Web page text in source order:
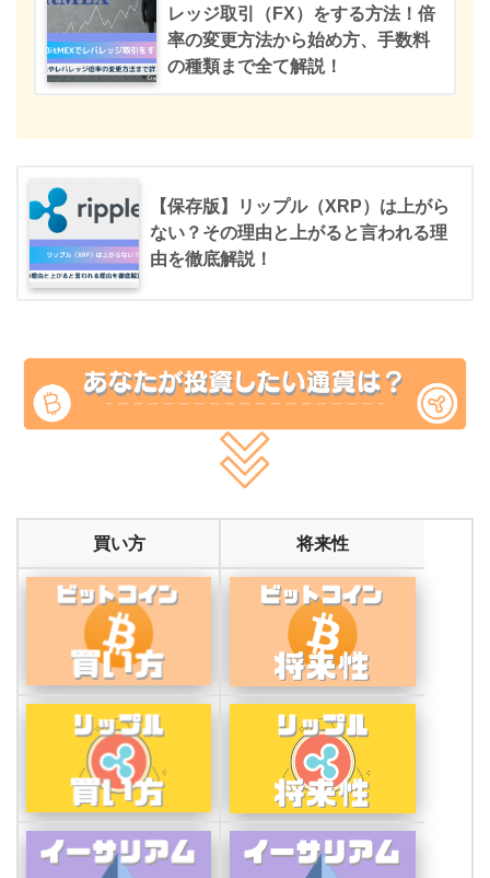
レッジ取引（FX）をする方法！倍
率の変更方法から始め方、手数料
の種類まで全て解説！
【保存版】リップル（XRP）は上がら
ない？その理由と上がると言われる理
由を徹底解説！
買い方 将来性